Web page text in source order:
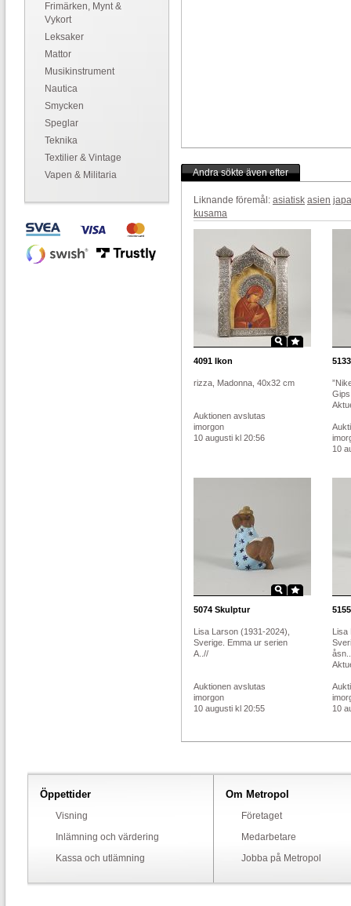
Frimärken, Mynt &
Vykort
Leksaker
Mattor
Musikinstrument
Nautica
Smycken
Speglar
Teknika
Textilier & Vintage
Vapen & Militaria
Andra sökte även efter
Liknande föremål: asiatisk asien
kusama
4091 Ikon
rizza, Madonna, 40x32 cm
Auktionen avslutas
imorgon
10 augusti kl 20:56
5133
10
5074 Skulptur
Lisa Larson (1931-2024),
Sverige. Emma ur serien
A..//
Auktionen avslutas
imorgon
10 augusti kl 20:55
5155
Lisa
10
Öppettider
Visning
Inlämning och värdering
Kassa och utlämning
Om Metropol
Företaget
Medarbetare
Jobba på Metropol